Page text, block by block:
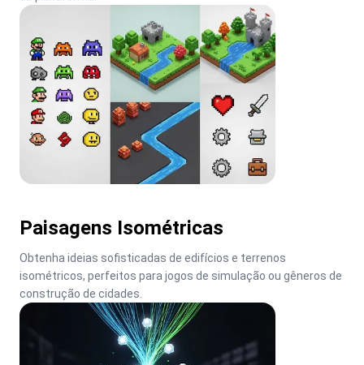
Paisagens Isométricas
Obtenha ideias sofisticadas de edifícios e terrenos
isométricos, perfeitos para jogos de simulação ou gêneros de
construção de cidades.